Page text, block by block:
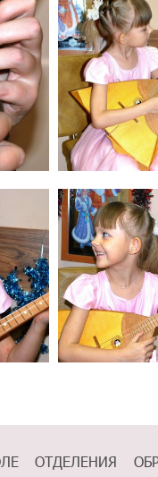
ОТДЕЛЕНИЯ